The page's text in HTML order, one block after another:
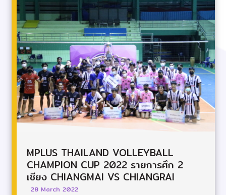
MPLUS THAILAND VOLLEYBALL
CHAMPION CUP 2022 รายการศึก 2
เชียง CHIANGMAI VS CHIANGRAI
28 March 2022